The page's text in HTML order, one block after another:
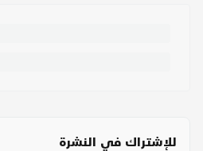
للإشتراك في النشرة